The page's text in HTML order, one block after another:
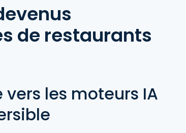
de restaurants
les moteurs IA